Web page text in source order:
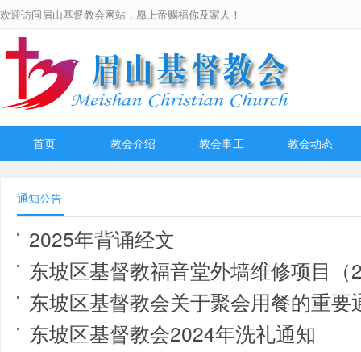
欢迎访问眉山基督教会网站，愿上帝赐福你及家人！
首页 教会介绍 教会事工 教会动态
通知公告
2025年背诵经文
东坡区基督教福音堂外墙维修项目（
东坡区基督教会关于聚会用餐的重要
东坡区基督教会2024年洗礼通知